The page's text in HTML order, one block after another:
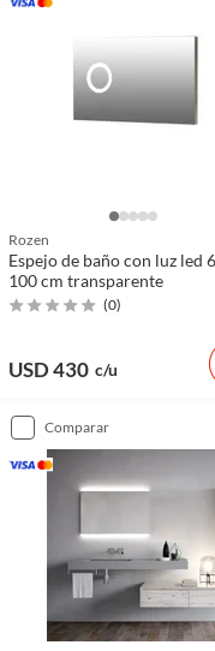
Rozen
Espejo de baño con luz led
100 cm transparente
(0)
USD 430 c/u
comparar